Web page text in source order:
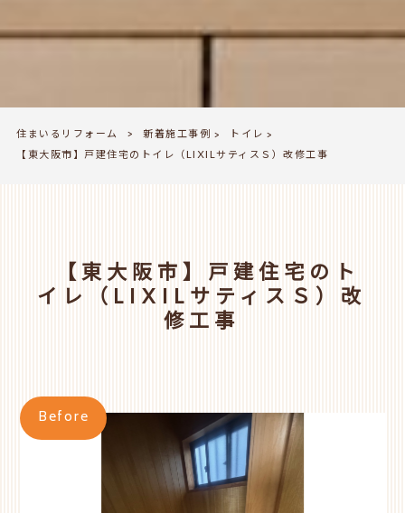
住まいるリフォーム > 新着施工事例 > トイレ >
【東大阪市】戸建住宅のトイレ（LIXILサティスＳ）改修工事
【東大阪市】戸建住宅のト
イレ（LIXILサティスＳ）改
修工事
Before